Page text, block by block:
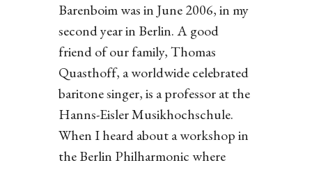
Barenboim was in June 2006, in my
second year in Berlin. A good
friend of our family, Thomas
Quasthoff, a worldwide celebrated
baritone singer, is a professor at the
Hanns-Eisler Musikhochschule.
When I heard about a workshop in
the Berlin Philharmonic where